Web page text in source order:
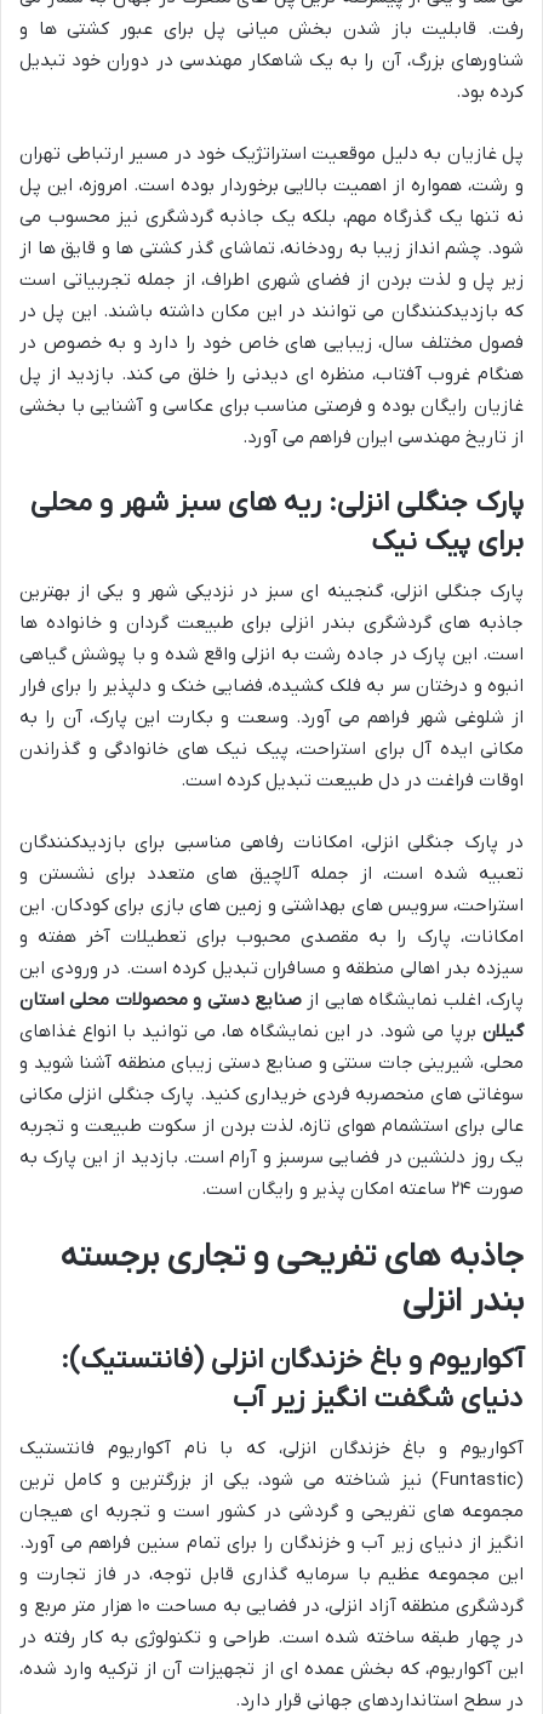
رفت. قابلیت باز شدن بخش میانی پل برای عبور کشتی ها و
شناورهای بزرگ، آن را به یک شاهکار مهندسی در دوران خود تبدیل
کرده بود.
پل غازیان به دلیل موقعیت استراتژیک خود در مسیر ارتباطی تهران
و رشت، همواره از اهمیت بالایی برخوردار بوده است. امروزه، این پل
نه تنها یک گذرگاه مهم، بلکه یک جاذبه گردشگری نیز محسوب می
شود. چشم انداز زیبا به رودخانه، تماشای گذر کشتی ها و قایق ها از
زیر پل و لذت بردن از فضای شهری اطراف، از جمله تجربیاتی است
که بازدیدکنندگان می توانند در این مکان داشته باشند. این پل در
فصول مختلف سال، زیبایی های خاص خود را دارد و به خصوص در
هنگام غروب آفتاب، منظره ای دیدنی را خلق می کند. بازدید از پل
غازیان رایگان بوده و فرصتی مناسب برای عکاسی و آشنایی با بخشی
از تاریخ مهندسی ایران فراهم می آورد.
پارک جنگلی انزلی: ریه های سبز شهر و محلی
برای پیک نیک
پارک جنگلی انزلی، گنجینه ای سبز در نزدیکی شهر و یکی از بهترین
جاذبه های گردشگری بندر انزلی برای طبیعت گردان و خانواده ها
است. این پارک در جاده رشت به انزلی واقع شده و با پوشش گیاهی
انبوه و درختان سر به فلک کشیده، فضایی خنک و دلپذیر را برای فرار
از شلوغی شهر فراهم می آورد. وسعت و بکارت این پارک، آن را به
مکانی ایده آل برای استراحت، پیک نیک های خانوادگی و گذراندن
اوقات فراغت در دل طبیعت تبدیل کرده است.
در پارک جنگلی انزلی، امکانات رفاهی مناسبی برای بازدیدکنندگان
تعبیه شده است، از جمله آلاچیق های متعدد برای نشستن و
استراحت، سرویس های بهداشتی و زمین های بازی برای کودکان. این
امکانات، پارک را به مقصدی محبوب برای تعطیلات آخر هفته و
سیزده بدر اهالی منطقه و مسافران تبدیل کرده است. در ورودی این
پارک، اغلب نمایشگاه هایی از صنایع دستی و محصولات محلی استان
گیلان برپا می شود. در این نمایشگاه ها، می توانید با انواع غذاهای
محلی، شیرینی جات سنتی و صنایع دستی زیبای منطقه آشنا شوید و
سوغاتی های منحصربه فردی خریداری کنید. پارک جنگلی انزلی مکانی
عالی برای استشمام هوای تازه، لذت بردن از سکوت طبیعت و تجربه
یک روز دلنشین در فضایی سرسبز و آرام است. بازدید از این پارک به
صورت ۲۴ ساعته امکان پذیر و رایگان است.
جاذبه های تفریحی و تجاری برجسته
بندر انزلی
آکواریوم و باغ خزندگان انزلی (فانتستیک):
دنیای شگفت انگیز زیر آب
آکواریوم و باغ خزندگان انزلی، که با نام آکواریوم فانتستیک
(Funtastic) نیز شناخته می شود، یکی از بزرگترین و کامل ترین
مجموعه های تفریحی و گردشی در کشور است و تجربه ای هیجان
انگیز از دنیای زیر آب و خزندگان را برای تمام سنین فراهم می آورد.
این مجموعه عظیم با سرمایه گذاری قابل توجه، در فاز تجارت و
گردشگری منطقه آزاد انزلی، در فضایی به مساحت ۱۰ هزار متر مربع و
در چهار طبقه ساخته شده است. طراحی و تکنولوژی به کار رفته در
این آکواریوم، که بخش عمده ای از تجهیزات آن از ترکیه وارد شده،
در سطح استانداردهای جهانی قرار دارد.